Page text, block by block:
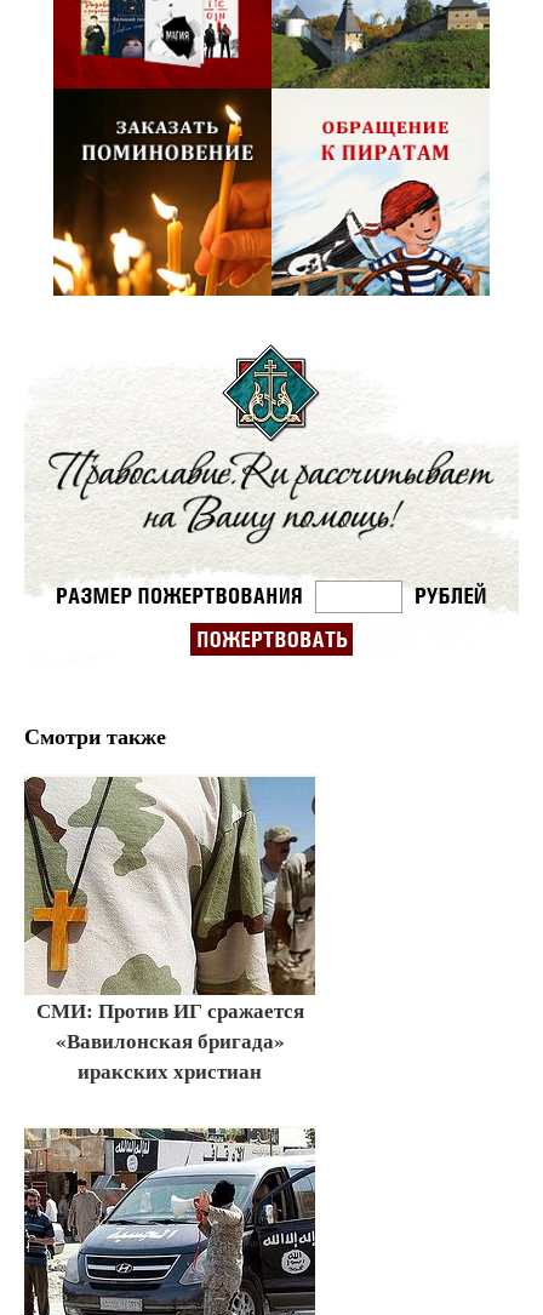
Смотри также
СМИ: Против ИГ сражается
«Вавилонская бригада»
иракских христиан